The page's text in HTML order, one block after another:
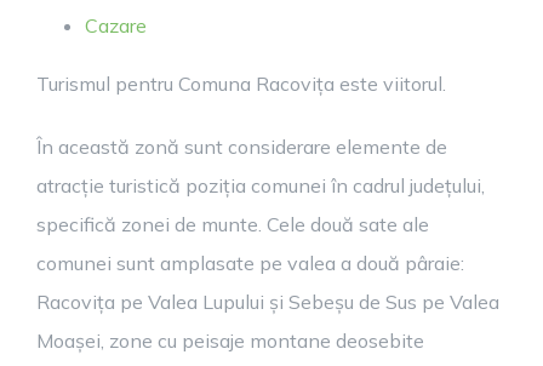
Cazare
Turismul pentru Comuna Racovița este viitorul.
În această zonă sunt considerare elemente de
atracție turistică poziția comunei în cadrul județului,
specifică zonei de munte. Cele două sate ale
comunei sunt amplasate pe valea a două pâraie:
Racovița pe Valea Lupului și Sebeșu de Sus pe Valea
Moașei, zone cu peisaje montane deosebite